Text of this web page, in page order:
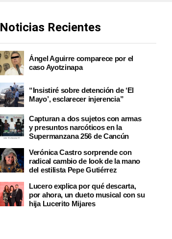
Noticias Recientes
Ángel Aguirre comparece por el
caso Ayotzinapa
“Insistiré sobre detención de ‘El
Mayo’, esclarecer injerencia”
Capturan a dos sujetos con armas
y presuntos narcóticos en la
Supermanzana 256 de Cancún
Verónica Castro sorprende con
radical cambio de look de la mano
del estilista Pepe Gutiérrez
Lucero explica por qué descarta,
por ahora, un dueto musical con su
hija Lucerito Mijares